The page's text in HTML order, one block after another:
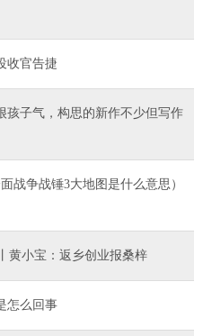
收官告捷
孩子气，构思的新作不少但写作
战争战锤3大地图是什么意思）
黄小宝：返乡创业报桑梓
怎么回事